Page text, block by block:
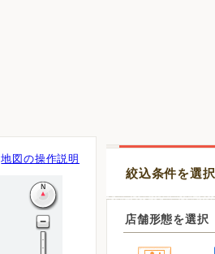
地図の操作説明
絞込条件を選
店舗形態を選択